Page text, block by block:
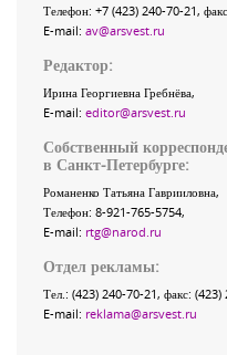
Телефон: +7 (423) 240-70-21,
E-mail: av@arsvest.ru
Редактор:
Ирина Георгиевна Гребнёва,
E-mail: editor@arsvest.ru
Собственный
в Санкт-Петербурге:
Романенко Татьяна Гаврииловна,
Телефон: 8-921-765-5754,
E-mail: rtg@narod.ru
Отдел рекламы:
Тел.: (423) 240-70-21, факс: (423)
E-mail: reklama@arsvest.ru